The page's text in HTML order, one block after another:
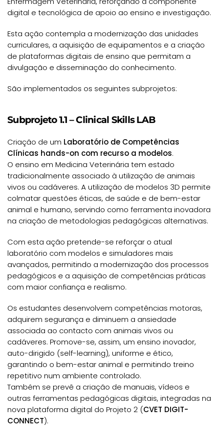
digital e tecnológica de apoio ao ensino e investigação.
Esta ação contempla a modernização das unidades
curriculares, a aquisição de equipamentos e a criação
de plataformas digitais de ensino que permitam a
divulgação e disseminação do conhecimento.
São implementados os seguintes subprojetos:
Subprojeto 1.1 – Clinical Skills LAB
Criação de um Laboratório de Competências
Clínicas hands-on com recurso a modelos.
O ensino em Medicina Veterinária tem estado
tradicionalmente associado à utilização de animais
vivos ou cadáveres. A utilização de modelos 3D permite
colmatar questões éticas, de saúde e de bem-estar
animal e humano, servindo como ferramenta inovadora
na criação de metodologias pedagógicas alternativas.
Com esta ação pretende-se reforçar o atual
laboratório com modelos e simuladores mais
avançados, permitindo a modernização dos processos
pedagógicos e a aquisição de competências práticas
com maior confiança e realismo.
Os estudantes desenvolvem competências motoras,
adquirem segurança e diminuem a ansiedade
associada ao contacto com animais vivos ou
cadáveres. Promove-se, assim, um ensino inovador,
auto-dirigido (self-learning), uniforme e ético,
garantindo o bem-estar animal e permitindo treino
repetitivo num ambiente controlado.
Também se prevê a criação de manuais, vídeos e
outras ferramentas pedagógicas digitais, integradas na
nova plataforma digital do Projeto 2 (CVET DIGIT-
CONNECT).